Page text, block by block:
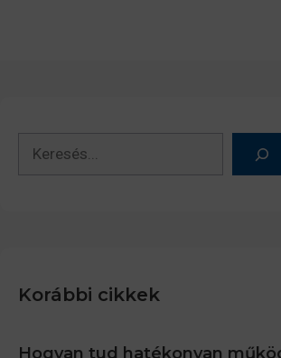
Korábbi cikkek
Hogyan tud hatékonyan